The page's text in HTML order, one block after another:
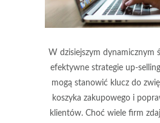
W dzisiejszym dynamicznym
efektywne strategie up-
mogą stanowić klucz do
koszyka zakupowego i
klientów. Choć wiele firm